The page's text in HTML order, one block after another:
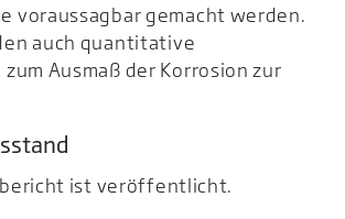
voraussagbar gemacht werden.
auch quantitative
Ausmaß der Korrosion zur
ist veröffentlicht.